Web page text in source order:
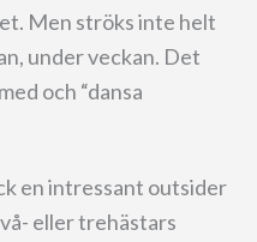
Men ströks inte helt
under veckan. Det
och “dansa
en intressant outsider
eller trehästars